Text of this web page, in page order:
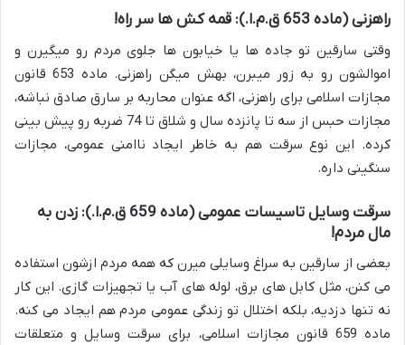
راهزنی (ماده 653 ق.م.ا.): قمه کش ها سر راه!
وقتی سارقین تو جاده ها یا خیابون ها جلوی مردم رو میگیرن و
اموالشون رو به زور میبرن، بهش میگن راهزنی. ماده 653 قانون
مجازات اسلامی برای راهزنی، اگه عنوان محاربه بر سارق صادق نباشه،
مجازات حبس از سه تا پانزده سال و شلاق تا 74 ضربه رو پیش بینی
کرده. این نوع سرقت هم به خاطر ایجاد ناامنی عمومی، مجازات
سنگینی داره.
سرقت وسایل تاسیسات عمومی (ماده 659 ق.م.ا.): زدن به
مال مردم!
بعضی از سارقین به سراغ وسایلی میرن که همه مردم ازشون استفاده
می کنن، مثل کابل های برق، لوله های آب یا تجهیزات گازی. این کار
نه تنها دزدیه، بلکه اختلال تو زندگی عمومی مردم هم ایجاد می کنه.
ماده 659 قانون مجازات اسلامی، برای سرقت وسایل و متعلقات